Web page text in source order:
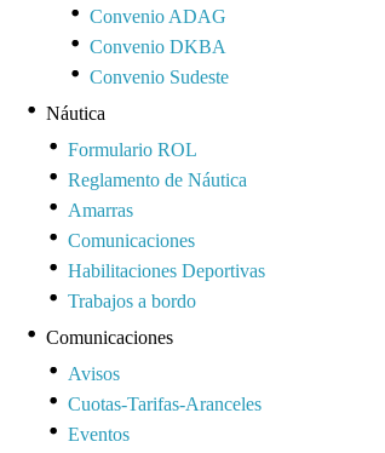
Convenio ADAG
Convenio DKBA
Convenio Sudeste
Náutica
Formulario ROL
Reglamento de Náutica
Amarras
Comunicaciones
Habilitaciones Deportivas
Trabajos a bordo
Comunicaciones
Avisos
Cuotas-Tarifas-Aranceles
Eventos